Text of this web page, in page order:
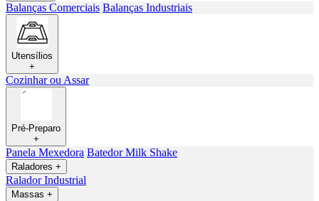
Balanças Comerciais Balanças Industriais
Utensílios
+
Cozinhar ou Assar
Pré-Preparo
+
Panela Mexedora Batedor Milk Shake
Raladores +
Ralador Industrial
Massas +